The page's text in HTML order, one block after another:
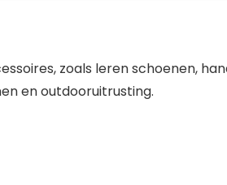
zoals leren schoenen,
en outdooruitrusting.